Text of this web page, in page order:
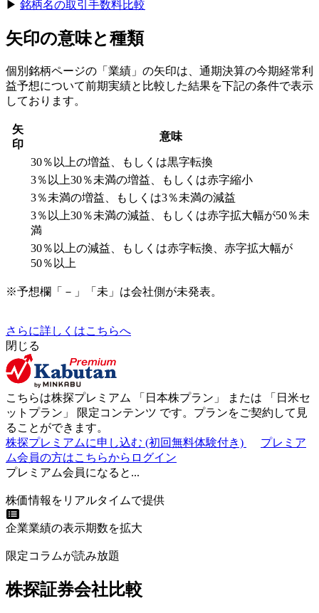
▶︎ 銘柄名の取引手数料比較
矢印の意味と種類
個別銘柄ページの「業績」の矢印は、通期決算の今期経常利
益予想について前期実績と比較した結果を下記の条件で表示
しております。
矢
印
意味
30％以上の増益、もしくは黒字転換
3％以上30％未満の増益、もしくは赤字縮小
3％未満の増益、もしくは3％未満の減益
3％以上30％未満の減益、もしくは赤字拡大幅が50％未
満
30％以上の減益、もしくは赤字転換、赤字拡大幅が
50％以上
※予想欄「－」「未」は会社側が未発表。
さらに詳しくはこちらへ
閉じる
こちらは株探プレミアム 「 日本株プラン 」 または 「 日米セ
ットプラン 」 限定コンテンツ です。プランをご契約して見
ることができます。
株探プレミアムに申し込む (初回無料体験付き)
プレミア
ム会員の方はこちらからログイン
プレミアム会員になると...
株価情報をリアルタイムで提供
企業業績の表示期数を拡大
限定コラムが読み放題
株探証券会社比較